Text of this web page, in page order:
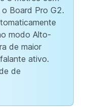
Board Pro G2.
modo Alto-
de maior
ativo.
de